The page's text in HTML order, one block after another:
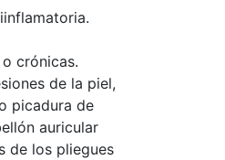
crónicas.
de la piel,
picadura de
auricular
de los pliegues